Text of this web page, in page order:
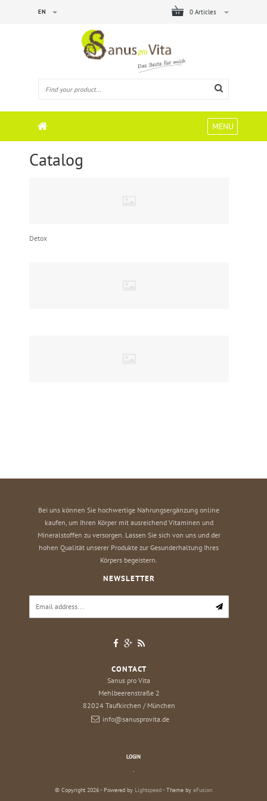
0 Articles
EN
MENU
Catalog
Detox
Bei uns können Sie hochwertige Nahrungsergänzung online
kaufen, um Ihren Körper mit ausreichend Vitaminen und
Mineralstoffen zu versorgen. Lassen Sie sich von uns und der
hohen Qualität unserer Produkte zur Gesunderhaltung Ihres
Körpers begeistern.
NEWSLETTER
CONTACT
Sanus pro Vita
Mehlbeerenstraße 2
82024 Taufkirchen / München
info@sanusprovita.de
LOGIN
© Copyright 2026 - Powered by Lightspeed- Theme by eFusion